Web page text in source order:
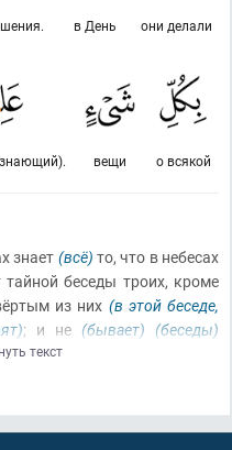
они делали
в День
о всякой
вещи
знает (всё) то, что в небесах
беседы троих, кроме
из них (в этой беседе,
; и не (бывает) (беседы)
шестым из них; и не
текст